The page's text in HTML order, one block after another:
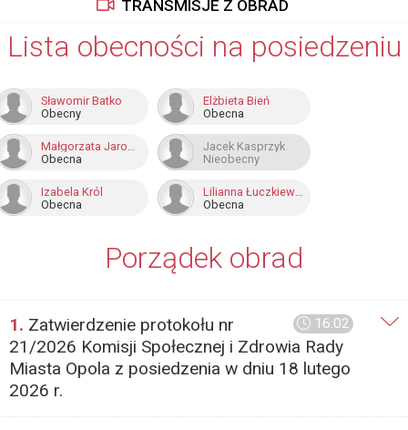
TRANSMISJE Z OBRAD
Lista obecności na posiedzeniu
Sławomir Batko
Obecny
Elżbieta Bień
Obecna
Małgorzata Jarosz-Basztabin
Obecna
Jacek Kasprzyk
Nieobecny
Izabela Król
Obecna
Lilianna Łuczkiewicz
Obecna
Porządek obrad
16:02
1. Zatwierdzenie protokołu nr
21/2026 Komisji Społecznej i Zdrowia Rady
Miasta Opola z posiedzenia w dniu 18 lutego
2026 r.